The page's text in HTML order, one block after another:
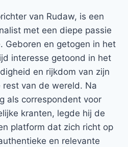
van Rudaw, is een
met een diepe passie
Geboren en getogen in het
interesse getoond in het
en rijkdom van zijn
van de wereld. Na
als correspondent voor
kranten, legde hij de
platform dat zich richt op
en relevante